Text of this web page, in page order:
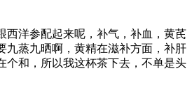
西洋参配起来呢，补气，补血，黄芪
九蒸九晒啊，黄精在滋补方面，补肝
个和，所以我这杯茶下去，不单是头